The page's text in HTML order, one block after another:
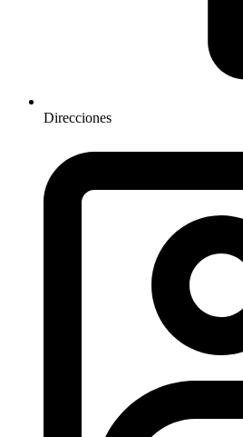
Direcciones